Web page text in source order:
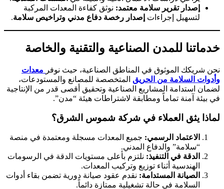
إصدار تقرير سلامة معتمد: نوثق كفاءة المعدات المركبة
لتسهيل إجراءات إصدار رخصة دفاع مدني وتراخيص سلامة.
خدماتنا للمدن الصناعية والتقنية والخاصة
نحن شريكك الموثوق في المناطق الصناعية، حيث نوفر معدات
وأدوات السلامة من الحريق المتخصصة للمصانع والمستودعات،
لضمان استدامة المشاريع الصناعية وتحقيق أقصى قدر من الإنتاجية
في بيئة آمنة تماماً ومطابقة لاشتراطات هيئة “مدن”.
لماذا يثق العملاء في شركة شموس الشرق؟
الاعتماد الرسمي: جميع المعدات مسجلة ومعتمدة في منصة
“سلامة” والدفاع المدني.
الدقة في التنفيذ: نلتزم بأعلى مستويات الدقة في الرسومات
الهندسية أثناء توزيع وتركيب المعدات.
الصيانة المستدامة: نقدم عقود صيانة دورية تضمن بقاء أدوات
السلامة في حالة تشغيلية ممتازة دائماً.